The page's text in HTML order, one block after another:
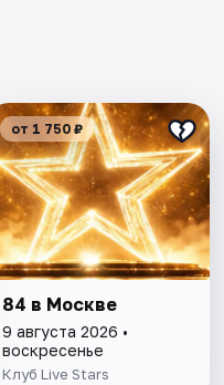
от 1 750 ₽
84 в Москве
9 августа 2026 •
воскресенье
Клуб Live Stars